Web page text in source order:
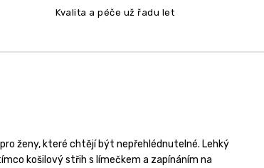
Kvalita a péče už řadu let
ženy, které chtějí být nepřehlédnutelné. Lehký
košilový střih s límečkem a zapínáním na